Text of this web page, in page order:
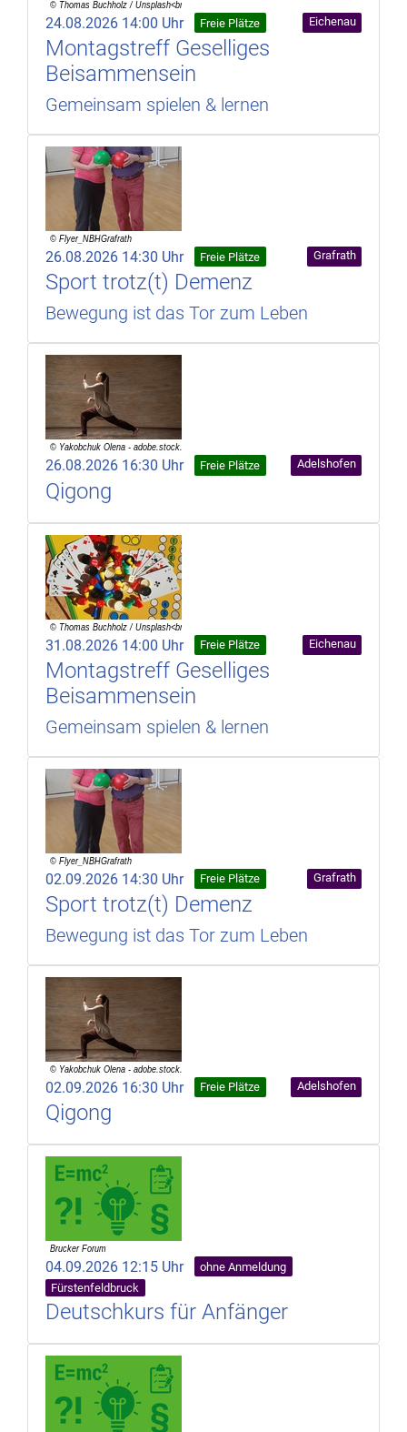
24.08.2026 14:00 Uhr Freie Plätze Eichenau
Montagstreff Geselliges
Beisammensein
Gemeinsam spielen & lernen
26.08.2026 14:30 Uhr Freie Plätze Grafrath
Sport trotz(t) Demenz
Bewegung ist das Tor zum Leben
26.08.2026 16:30 Uhr Freie Plätze Adelshofen
Qigong
31.08.2026 14:00 Uhr Freie Plätze Eichenau
Montagstreff Geselliges
Beisammensein
Gemeinsam spielen & lernen
02.09.2026 14:30 Uhr Freie Plätze Grafrath
Sport trotz(t) Demenz
Bewegung ist das Tor zum Leben
02.09.2026 16:30 Uhr Freie Plätze Adelshofen
Qigong
04.09.2026 12:15 Uhr
ohne Anmeldung
Fürstenfeldbruck
Deutschkurs für Anfänger